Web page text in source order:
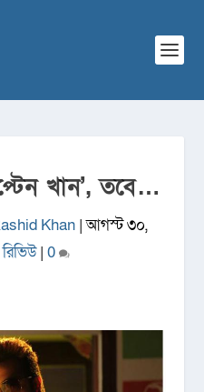
খান’, তবে…
Khan|আগস্ট ৩০,
রিভিউ| 0